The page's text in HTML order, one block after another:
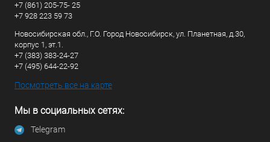
+7 (861) 205-75- 25
+7 928 223 59 73
Новосибирская обл., Г.О. Город Новосибирск, ул. Планетная, д.30,
корпус 1, эт.1.
+7 (383) 383-24-27
+7 (495) 644-22-92
Посмотреть все на карте
Мы в социальных сетях:
Telegram